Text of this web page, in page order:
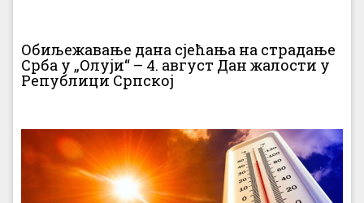
Обиљежавање дана сјећања на страдање
Срба у „Олуји“ – 4. август Дан жалости у
Републици Српској